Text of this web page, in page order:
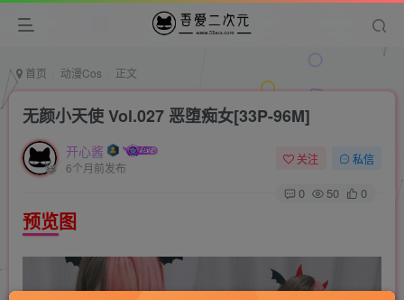
首页 动漫Cos 正文
无颜小天使 Vol.027 恶堕痴女[33P-96M]
开心酱
6个月前发布
关注 私信
0 50 0
预览图